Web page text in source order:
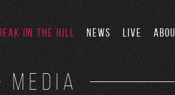
ON THE HILL NEWS LIVE
MEDIA